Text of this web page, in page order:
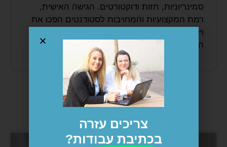
סמינריוניות, תזות ודוקטורטים. הגישה האישית,
רמת המקצועיות והמחויבות לסטודנטים הפכו את
ויקידמיה לאחד הגופים המובילים בישראל בתחום
התמיכה האקדמית.
עשוי לעניין אותך...
צריכים עזרה
בכתיבת עבודות?